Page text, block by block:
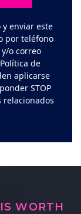
enviar este
por teléfono
o correo
de
aplicarse
STOP
relacionados
WORTH